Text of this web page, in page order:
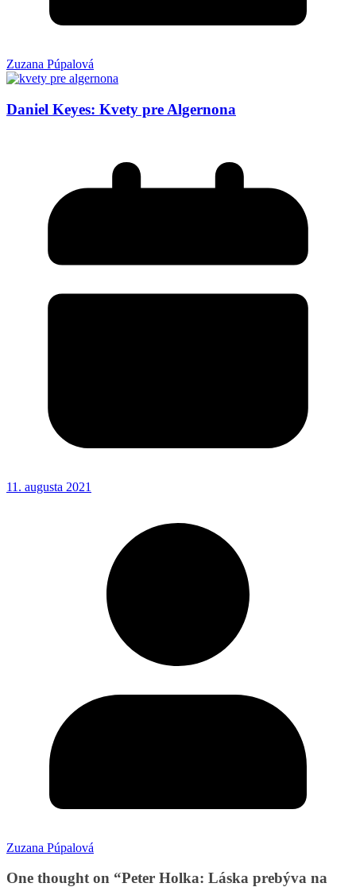
Zuzana Púpalová
Daniel Keyes: Kvety pre Algernona
11. augusta 2021
Zuzana Púpalová
One thought on “Peter Holka: Láska prebýva na